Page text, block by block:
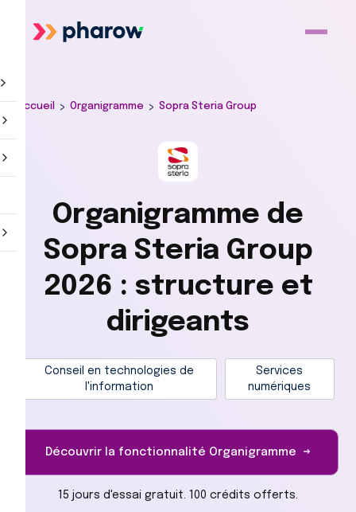
Accueil > Organigramme > Sopra Steria Group
Organigramme de
Sopra Steria Group
2026 : structure et
dirigeants
Conseil en technologies de
l'information
Services
numériques
Découvrir la fonctionnalité Organigramme →
15 jours d'essai gratuit. 100 crédits offerts.